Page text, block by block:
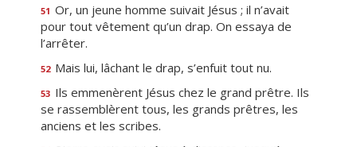
51 Or, un jeune homme suivait Jésus ; il n’avait
pour tout vêtement qu’un drap. On essaya de
l’arrêter.
52 Mais lui, lâchant le drap, s’enfuit tout nu.
53 Ils emmenèrent Jésus chez le grand prêtre. Ils
se rassemblèrent tous, les grands prêtres, les
anciens et les scribes.